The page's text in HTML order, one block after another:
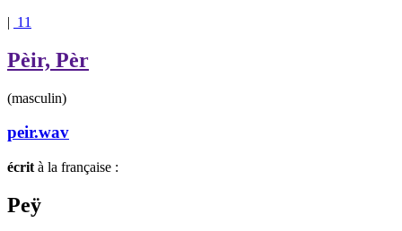
| 11
Pèir, Pèr
(masculin)
peir.wav
écrit à la française :
Peÿ